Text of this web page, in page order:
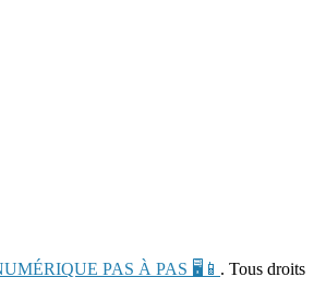
PAS À PAS 🖥️📱 . Tous droits